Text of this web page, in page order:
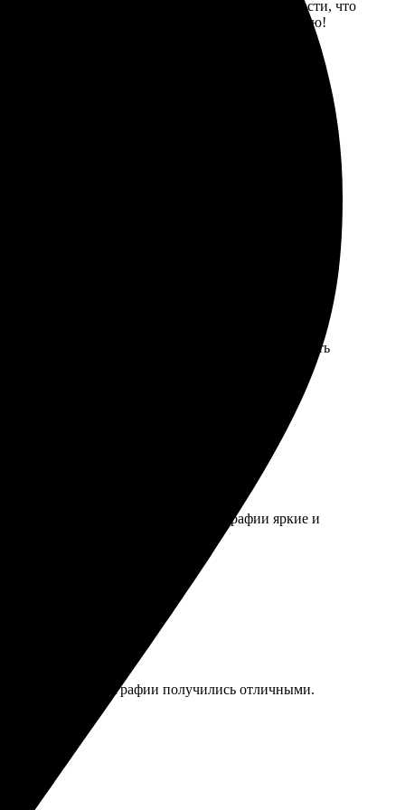
Быстро получила уведомление о готовности, что
и удобство - большой плюс! Рекомендую!
всем, буду заказывать снова!
и интуитивным. Вставила фото, выбрала формат,
отличный, цвета яркие. Очень порадовала скорость
Качество печати отличное, фотографии яркие и
печати, фотографии получились отличными.